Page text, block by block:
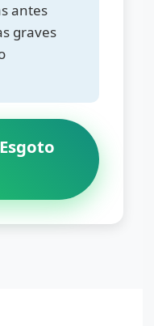
antes
graves